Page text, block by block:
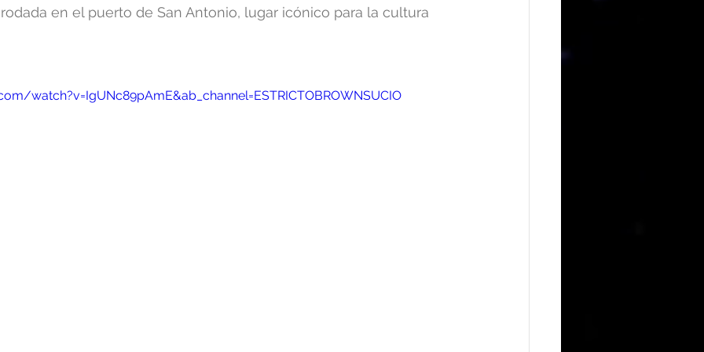
en el puerto de San Antonio, lugar icónico para la cultura
watch?v=IgUNc89pAmE&ab_channel=ESTRICTOBROWNSUCIO